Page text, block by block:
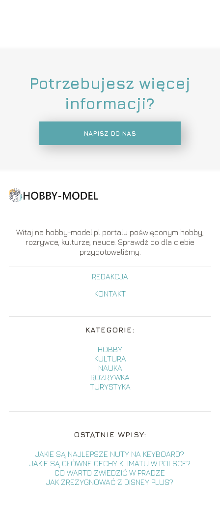
Potrzebujesz więcej
informacji?
NAPISZ DO NAS
Witaj na hobby-model.pl portalu poświęconym hobby,
rozrywce, kulturze, nauce. Sprawdź co dla ciebie
przygotowaliśmy.
REDAKCJA
KONTAKT
KATEGORIE:
HOBBY
KULTURA
NAUKA
ROZRYWKA
TURYSTYKA
OSTATNIE WPISY:
JAKIE SĄ NAJLEPSZE NUTY NA KEYBOARD?
JAKIE SĄ GŁÓWNE CECHY KLIMATU W POLSCE?
CO WARTO ZWIEDZIĆ W PRADZE
JAK ZREZYGNOWAĆ Z DISNEY PLUS?